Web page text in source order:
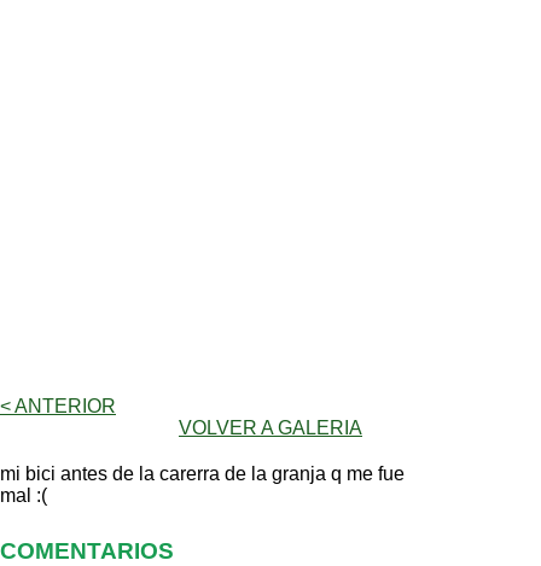
< ANTERIOR
VOLVER A GALERIA
mi bici antes de la carerra de la granja q me fue
mal :(
COMENTARIOS